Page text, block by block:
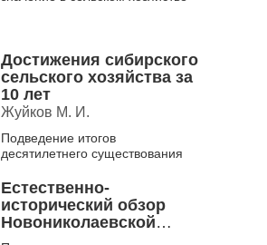
Достижения сибирского
сельского хозяйства за
10 лет
Жуйков М. И.
Подведение итогов
десятилетнего существования
Естественно-
исторический обзор
Новониколаевской
губернии и краткий